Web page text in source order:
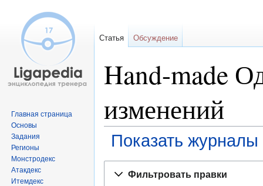
Hand-made
изменений
Показать
Фильтровать правки
Статья Обсуждение
Главная страница
Основы
Задания
Регионы
Монстродекс
Атакдекс
Итемдекс